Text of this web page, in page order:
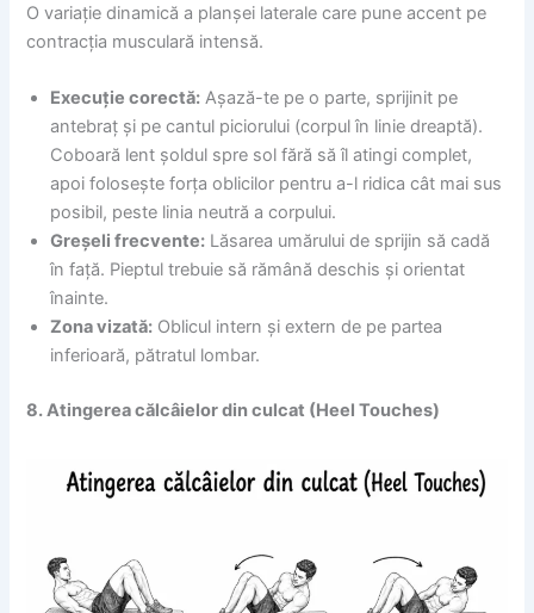
O variație dinamică a planșei laterale care pune accent pe
contracția musculară intensă.
Execuție corectă: Așază-te pe o parte, sprijinit pe
antebraț și pe cantul piciorului (corpul în linie dreaptă).
Coboară lent șoldul spre sol fără să îl atingi complet,
apoi folosește forța oblicilor pentru a-l ridica cât mai sus
posibil, peste linia neutră a corpului.
Greșeli frecvente: Lăsarea umărului de sprijin să cadă
în față. Pieptul trebuie să rămână deschis și orientat
înainte.
Zona vizată: Oblicul intern și extern de pe partea
inferioară, pătratul lombar.
8. Atingerea călcâielor din culcat (Heel Touches)